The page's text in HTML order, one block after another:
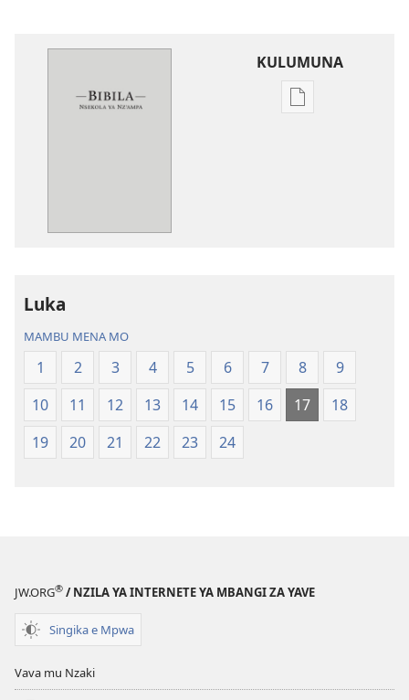
KULUMUNA
Kulumuna
Luka
MAMBU MENA MO
1 2 3 4 5 6 7 8
9
10
11 12 13 14 15 16 17
18
19
20 21 22 23 24
JW.ORG® / NZILA YA INTERNETE YA MBANGI ZA YAVE
Singika e Mpwa
Vava mu Nzaki